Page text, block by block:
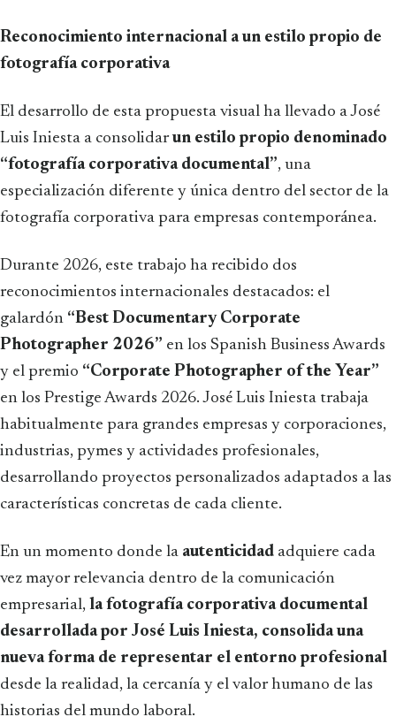
Reconocimiento internacional a un estilo propio de
fotografía corporativa
El desarrollo de esta propuesta visual ha llevado a José
Luis Iniesta a consolidarun estilo propio denominado
“fotografía corporativa documental”, una
especialización diferente y única dentro del sector de la
fotografía corporativa para empresas contemporánea.
Durante 2026, este trabajo ha recibido dos
reconocimientos internacionales destacados: el
galardón “Best Documentary Corporate
Photographer 2026” en los Spanish Business Awards
y el premio “Corporate Photographer of the Year”
en los Prestige Awards 2026. José Luis Iniesta trabaja
habitualmente para grandes empresas y corporaciones,
industrias, pymes y actividades profesionales,
desarrollando proyectos personalizados adaptados a las
características concretas de cada cliente.
En un momento donde la autenticidad adquiere cada
vez mayor relevancia dentro de la comunicación
empresarial, la fotografía corporativa documental
desarrollada por José Luis Iniesta, consolida una
nueva forma de representar el entorno profesional
desde la realidad, la cercanía y el valor humano de las
historias del mundo laboral.